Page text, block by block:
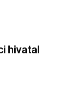
hivatal